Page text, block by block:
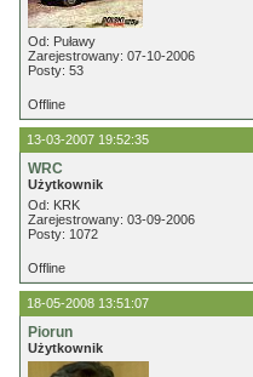
Od: Puławy
Zarejestrowany: 07-10-2006
Posty: 53
Offline
13-03-2007 19:52:35
WRC
Użytkownik
Od: KRK
Zarejestrowany: 03-09-2006
Posty: 1072
Offline
18-05-2008 13:51:07
Piorun
Użytkownik